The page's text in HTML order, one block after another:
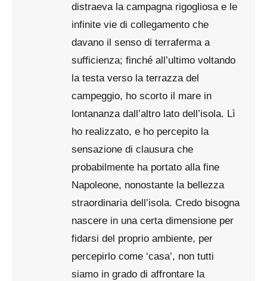
distraeva la campagna rigogliosa e le
infinite vie di collegamento che
davano il senso di terraferma a
sufficienza; finché all’ultimo voltando
la testa verso la terrazza del
campeggio, ho scorto il mare in
lontananza dall’altro lato dell’isola. Lì
ho realizzato, e ho percepito la
sensazione di clausura che
probabilmente ha portato alla fine
Napoleone, nonostante la bellezza
straordinaria dell’isola. Credo bisogna
nascere in una certa dimensione per
fidarsi del proprio ambiente, per
percepirlo come ‘casa’, non tutti
siamo in grado di affrontare la